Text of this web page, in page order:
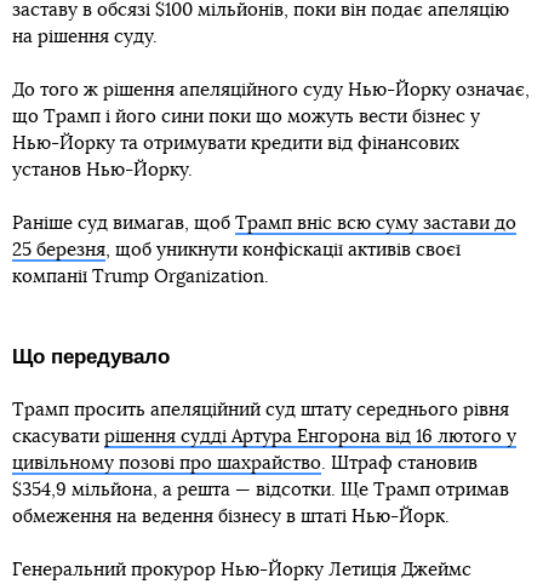
заставу в обсязі $100 мільйонів, поки він подає апеляцію
на рішення суду.
До того ж рішення апеляційного суду Нью-Йорку означає,
що Трамп і його сини поки що можуть вести бізнес у
Нью-Йорку та отримувати кредити від фінансових
установ Нью-Йорку.
Раніше суд вимагав, щоб Трамп вніс всю суму застави до
25 березня, щоб уникнути конфіскації активів своєї
компанії Trump Organization.
Що передувало
Трамп просить апеляційний суд штату середнього рівня
скасувати рішення судді Артура Енгорона від 16 лютого у
цивільному позові про шахрайство. Штраф становив
$354,9 мільйона, а решта — відсотки. Ще Трамп отримав
обмеження на ведення бізнесу в штаті Нью-Йорк.
Генеральний прокурор Нью-Йорку Летиція Джеймс